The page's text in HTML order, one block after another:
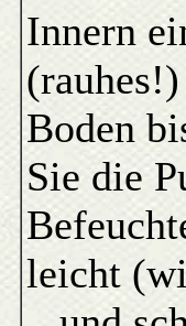
Innern
Boden
Sie die
leicht